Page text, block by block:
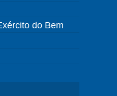
do Bem